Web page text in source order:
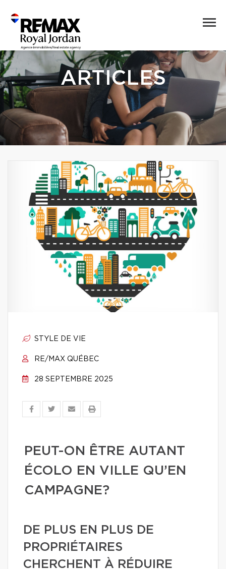
ARTICLES
STYLE DE VIE
RE/MAX QUÉBEC
28 SEPTEMBRE 2025
PEUT-ON ÊTRE AUTANT
ÉCOLO EN VILLE QU’EN
CAMPAGNE?
DE PLUS EN PLUS DE
PROPRIÉTAIRES
CHERCHENT À RÉDUIRE